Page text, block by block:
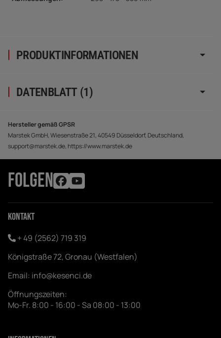
PRODUKTINFORMATIONEN
DATENBLATT (1)
Hersteller gemäß GPSR
Marstek GmbH, Wiesenstraße 21, 40549 Düsseldorf, Deutschland,
support@marstek.de, https://www.marstek.de
FOLGEN
Kontakt
+ 49 (2562) 719 319
Königstraße 72, Gronau (Westfalen)
Email: info@kesenci.de
Öffnungszeiten:
Mo-Fr. 8:00 - 16:00 - Sa 08:00 - 13:00